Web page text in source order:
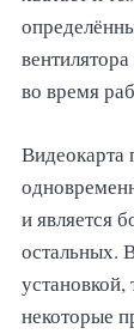
во время
Видеокарта
и является
остальных.
установкой,
некоторые